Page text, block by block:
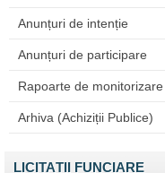
Anunțuri de intenție
Anunțuri de participare
Rapoarte de monitorizare
Arhiva (Achiziții Publice)
LICITAȚII FUNCIARE